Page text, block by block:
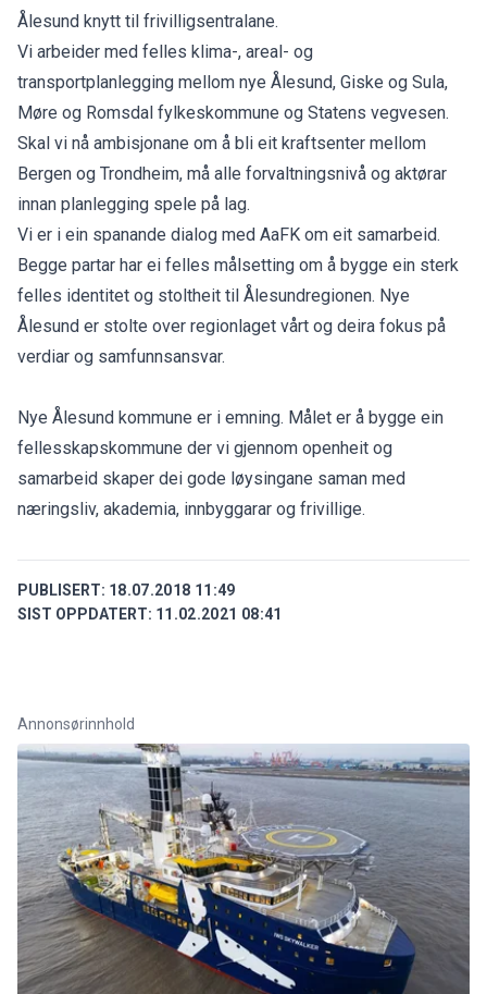
Ålesund knytt til frivilligsentralane.
Vi arbeider med felles klima-, areal- og
transportplanlegging mellom nye Ålesund, Giske og Sula,
Møre og Romsdal fylkeskommune og Statens vegvesen.
Skal vi nå ambisjonane om å bli eit kraftsenter mellom
Bergen og Trondheim, må alle forvaltningsnivå og aktørar
innan planlegging spele på lag.
Vi er i ein spanande dialog med AaFK om eit samarbeid.
Begge partar har ei felles målsetting om å bygge ein sterk
felles identitet og stoltheit til Ålesundregionen. Nye
Ålesund er stolte over regionlaget vårt og deira fokus på
verdiar og samfunnsansvar.
Nye Ålesund kommune er i emning. Målet er å bygge ein
fellesskapskommune der vi gjennom openheit og
samarbeid skaper dei gode løysingane saman med
næringsliv, akademia, innbyggarar og frivillige.
PUBLISERT: 18.07.2018 11:49
SIST OPPDATERT: 11.02.2021 08:41
Annonsørinnhold